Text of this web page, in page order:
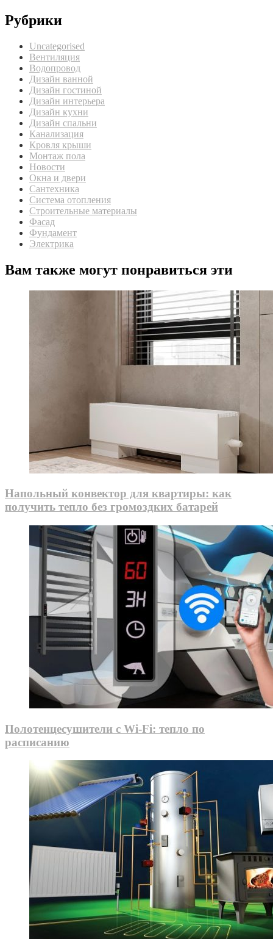
Рубрики
Uncategorised
Вентиляция
Водопровод
Дизайн ванной
Дизайн гостиной
Дизайн интерьера
Дизайн кухни
Дизайн спальни
Канализация
Кровля крыши
Монтаж пола
Новости
Окна и двери
Сантехника
Система отопления
Строительные материалы
Фасад
Фундамент
Электрика
Вам также могут понравиться эти
Напольный конвектор для квартиры: как
получить тепло без громоздких батарей
Полотенцесушители с Wi-Fi: тепло по
расписанию